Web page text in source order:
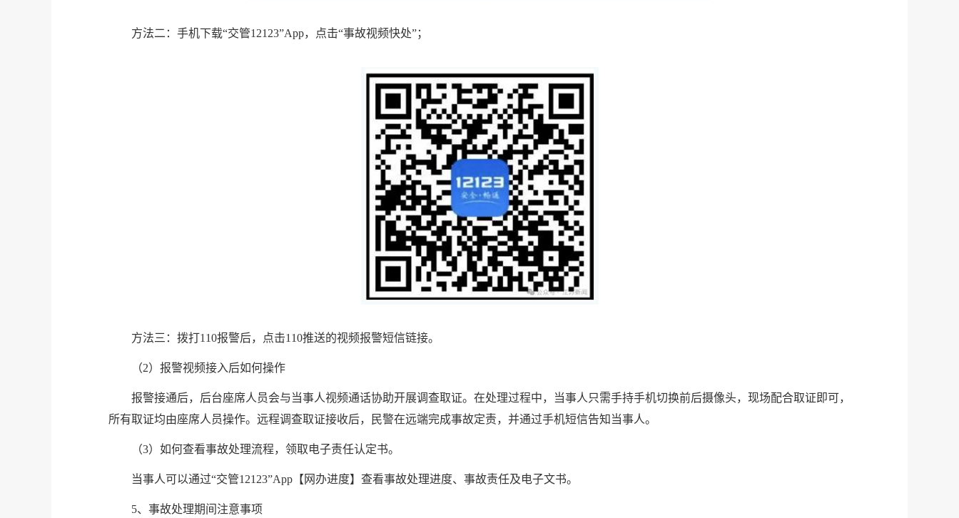
方法二：手机下载“交管12123”App，点击“事故视频快处”；
方法三：拨打110报警后，点击110推送的视频报警短信链接。
（2）报警视频接入后如何操作
报警接通后，后台座席人员会与当事人视频通话协助开展调查取证。在处理过程中，当事人只需手持手机切换前后摄像头，现场配合取证即可，
所有取证均由座席人员操作。远程调查取证接收后，民警在远端完成事故定责，并通过手机短信告知当事人。
（3）如何查看事故处理流程，领取电子责任认定书。
当事人可以通过“交管12123”App【网办进度】查看事故处理进度、事故责任及电子文书。
5、事故处理期间注意事项